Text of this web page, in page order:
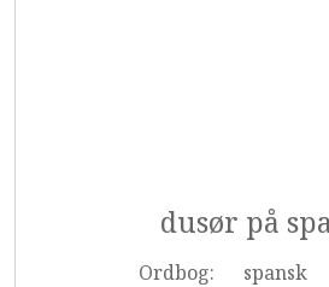
dusør på
Ordbog:
spansk